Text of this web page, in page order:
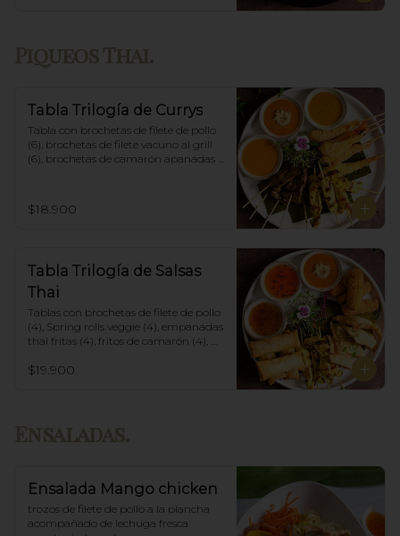
Tabla Trilogía de Currys
Tabla con brochetas de filete de pollo
(6), brochetas de filete vacuno al grill
(6), brochetas de camarón apanadas
amarillo.
$18.900
Tabla Trilogía de Salsas
Thai
Tablas con brochetas de filete de pollo
(4), Spring rolls veggie (4), empanadas
thai fritas (4), fritos de camarón (4),
Salsa de Maní y Soja spicy.
$19.900
Ensaladas.
Ensalada Mango chicken
trozos de filete de pollo a la plancha
acompañado de lechuga fresca